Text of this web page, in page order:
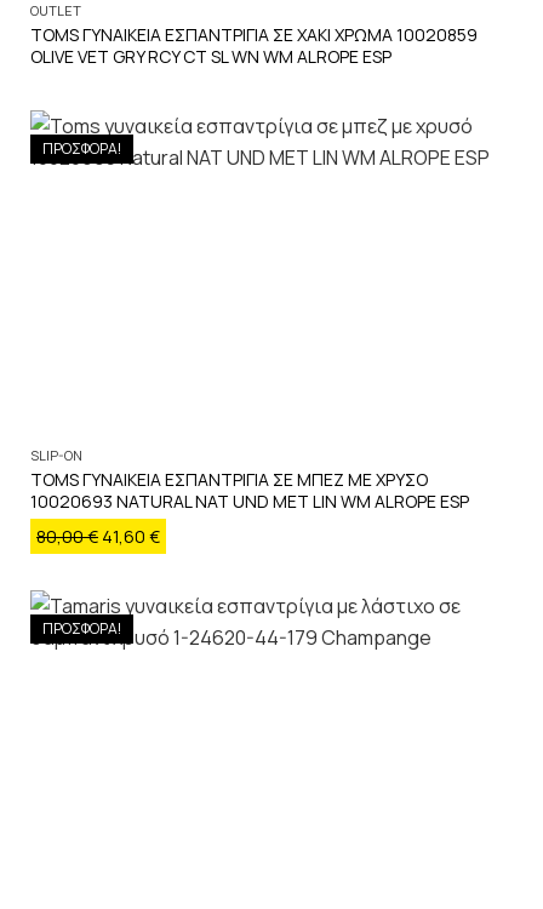
OUTLET
TOMS ΓΥΝΑΙΚΕΙΑ ΕΣΠΑΝΤΡΙΓΙΑ ΣΕ ΧΑΚΙ ΧΡΩΜΑ 10020859
OLIVE VET GRY RCY CT SL WN WM ALROPE ESP
ΠΡΟΣΦΟΡΑ!
SLIP-ON
TOMS ΓΥΝΑΙΚΕΙΑ ΕΣΠΑΝΤΡΙΓΙΑ ΣΕ ΜΠΕΖ ΜΕ ΧΡΥΣΟ
10020693 NATURAL NAT UND MET LIN WM ALROPE ESP
80,00€ 41,60 €
ΠΡΟΣΦΟΡΑ!